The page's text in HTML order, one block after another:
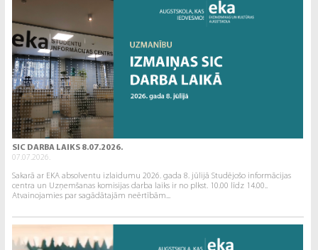
SIC DARBA LAIKS 8.07.2026.
07.07.2026.
Sakarā ar EKA absolventu izlaidumu 2026. gada 8. jūlijā Studējošo informācijas
centra un Uzņemšanas komisijas darba laiks ir no plkst. 10.00 līdz 14.00..
Atvainojamies par sagādātajām neērtībām...